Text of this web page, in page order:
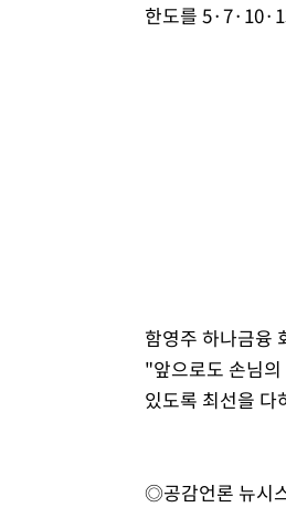
한도를
함영주 하나금융
"앞으로도 손님
있도록 최선을
◎공감언론 뉴시